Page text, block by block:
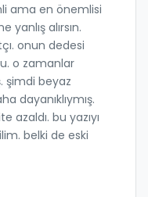
ama en önemlisi
alırsın.
onun dedesi
o zamanlar
şimdi beyaz
dayanıklıymış.
azaldı. bu yazıyı
belki de eski